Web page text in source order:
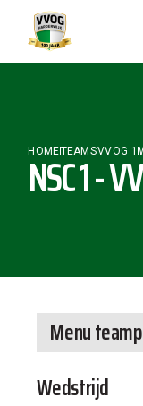
HOMETEAMSVVOG 1
NSC 1 -
Wedstrijd
Menu